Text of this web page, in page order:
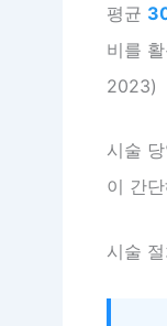
평균
비를
2023)
시술
이 간
시술